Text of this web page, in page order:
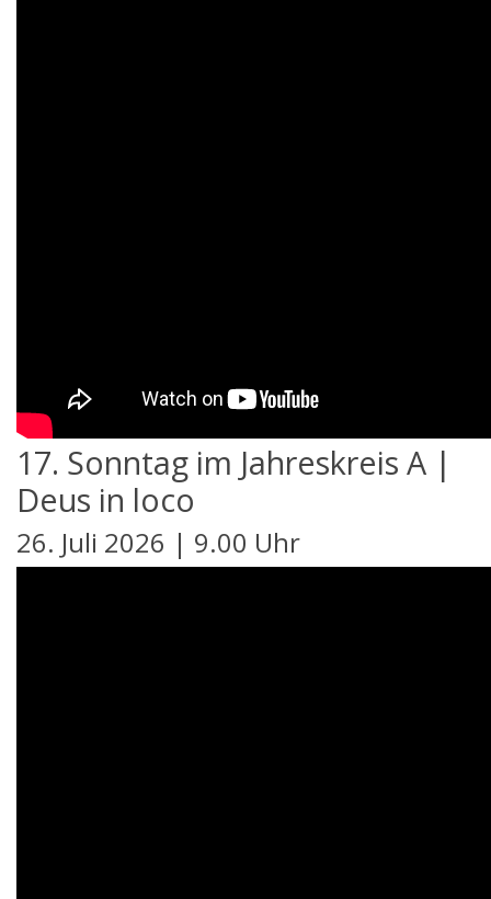
17. Sonntag im Jahreskreis A |
Deus in loco
26. Juli 2026 | 9.00 Uhr